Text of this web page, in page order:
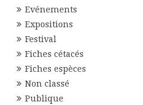
Evénements
Expositions
Festival
Fiches cétacés
Fiches espèces
Non classé
Publique